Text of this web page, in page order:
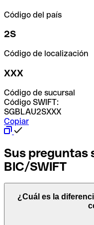
Código del país
2S
Código de localización
XXX
Código de sucursal
Código SWIFT:
SGBLAU2SXXX
Copiar
Sus preguntas
BIC/SWIFT
¿Cuál es la